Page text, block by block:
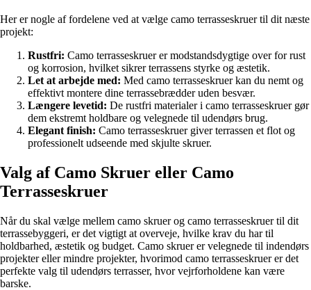
Her er nogle af fordelene ved at vælge camo terrasseskruer til dit næste
projekt:
Rustfri: Camo terrasseskruer er modstandsdygtige over for rust
og korrosion, hvilket sikrer terrassens styrke og æstetik.
Let at arbejde med: Med camo terrasseskruer kan du nemt og
effektivt montere dine terrassebrædder uden besvær.
Længere levetid: De rustfri materialer i camo terrasseskruer gør
dem ekstremt holdbare og velegnede til udendørs brug.
Elegant finish: Camo terrasseskruer giver terrassen et flot og
professionelt udseende med skjulte skruer.
Valg af Camo Skruer eller Camo
Terrasseskruer
Når du skal vælge mellem camo skruer og camo terrasseskruer til dit
terrassebyggeri, er det vigtigt at overveje, hvilke krav du har til
holdbarhed, æstetik og budget. Camo skruer er velegnede til indendørs
projekter eller mindre projekter, hvorimod camo terrasseskruer er det
perfekte valg til udendørs terrasser, hvor vejrforholdene kan være
barske.